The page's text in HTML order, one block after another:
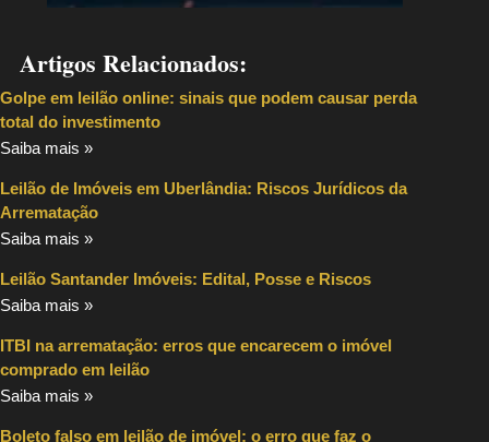
Artigos Relacionados:
Golpe em leilão online: sinais que podem causar perda
total do investimento
Saiba mais »
Leilão de Imóveis em Uberlândia: Riscos Jurídicos da
Arrematação
Saiba mais »
Leilão Santander Imóveis: Edital, Posse e Riscos
Saiba mais »
ITBI na arrematação: erros que encarecem o imóvel
comprado em leilão
Saiba mais »
Boleto falso em leilão de imóvel: o erro que faz o